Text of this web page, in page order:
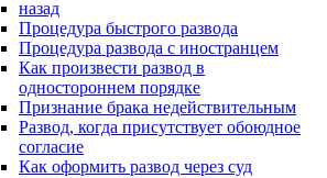
назад
Процедура быстрого развода
Процедура развода с иностранцем
Как произвести развод в
одностороннем порядке
Признание брака недействительным
Развод, когда присутствует обоюдное
согласие
Как оформить развод через суд